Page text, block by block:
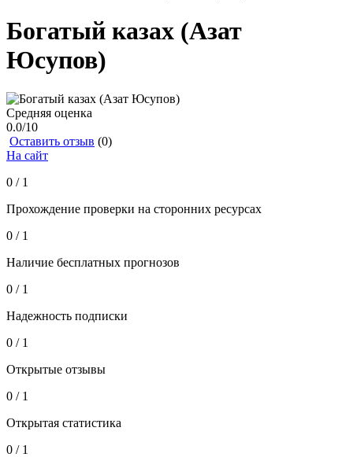
Богатый казах (Азат
Юсупов)
Средняя оценка
0.0/10
Оставить отзыв (0)
На сайт
0 / 1
Прохождение проверки на сторонних ресурсах
0 / 1
Наличие бесплатных прогнозов
0 / 1
Надежность подписки
0 / 1
Открытые отзывы
0 / 1
Открытая статистика
0 / 1